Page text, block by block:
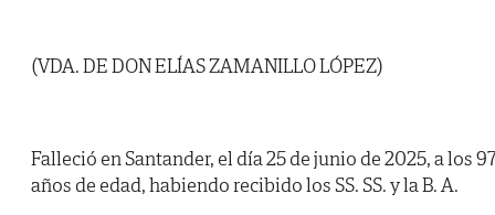
(VDA. DE DON ELÍAS ZAMANILLO LÓPEZ)
Falleció en Santander, el día 25 de junio de 2025, a los 97
años de edad, habiendo recibido los SS. SS. y la B. A.